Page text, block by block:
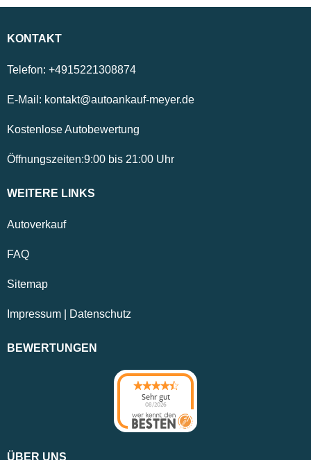
KONTAKT
Telefon: +4915221308874
E-Mail: kontakt@autoankauf-meyer.de
Kostenlose Autobewertung
Öffnungszeiten:9:00 bis 21:00 Uhr
WEITERE LINKS
Autoverkauf
FAQ
Sitemap
Impressum Datenschutz
BEWERTUNGEN
Sehr gut
08/2026
ÜBER UNS